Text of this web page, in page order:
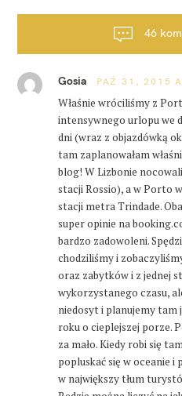
a
j
s
46
Gosia PAŹ 31, 2015
Właśnie wróciliśmy z
intensywnego urlopu we
dni (wraz z objazdówką
tam zaplanowałam
blog! W Lizbonie
stacji Rossio), a w Porto
stacji metra Trindade.
super opinie na
bardzo zadowoleni.
chodziliśmy i
oraz zabytków i z jednej
wykorzystanego czasu,
niedosyt i planujemy tam
roku o cieplejszej porze.
za mało. Kiedy robi się
popluskać się w oceanie i
w największy tłum